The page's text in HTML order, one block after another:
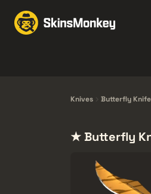
Knives Butterfly
★ Butterfly